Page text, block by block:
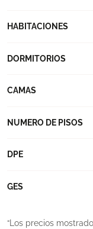
HABITACIONES
DORMITORIOS
CAMAS
NUMERO DE PISOS
DPE
GES
Los precios